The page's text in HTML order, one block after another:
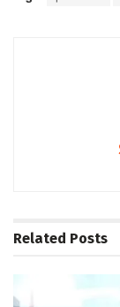
Related Posts